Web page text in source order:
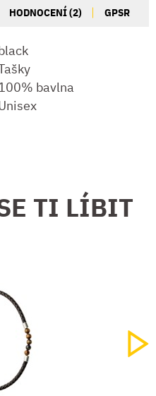
HODNOCENÍ (2) GPSR
bavlna
TI LÍBIT